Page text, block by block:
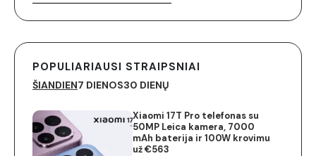
POPULIARIAUSI STRAIPSNIAI
ŠIANDIEN7 DIENOS30 DIENŲ
Xiaomi 17T Pro telefonas su
50MP Leica kamera, 7000
mAh baterija ir 100W krovimu
už €563